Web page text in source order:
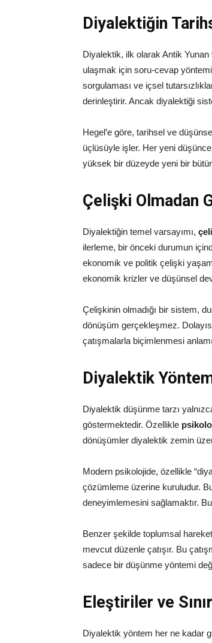
Diyalektiğin
Diyalektik, ilk olarak Antik Yunan
ulaşmak için soru-cevap
sorgulaması ve içsel
derinleştirir. Ancak diyalektiği
Hegel’e göre, tarihsel ve
üçlüsüyle işler. Her yeni
yüksek bir düzeyde yeni bir
Çelişki Olmadan
Diyalektiğin temel varsayımı,
ilerleme, bir önceki durumun
ekonomik ve politik çelişki
ekonomik krizler ve düşünsel
Çelişkinin olmadığı bir sistem,
dönüşüm gerçekleşmez.
çatışmalarla biçimlenmesi
Diyalektik
Diyalektik düşünme tarzı
göstermektedir. Özellikle
dönüşümler diyalektik zemin
Modern psikolojide, özellikle
çözümleme üzerine kuruludur.
deneyimlemesini sağlamaktır.
Benzer şekilde toplumsal
mevcut düzenle çatışır. Bu
sadece bir düşünme yöntemi
Eleştiriler ve
Diyalektik yöntem her ne kadar